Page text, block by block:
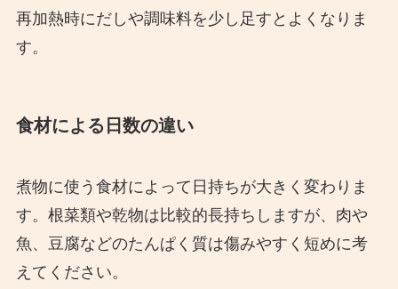
再加熱時にだしや調味料を少し足すとよくなりま
す。
食材による日数の違い
煮物に使う食材によって日持ちが大きく変わりま
す。根菜類や乾物は比較的長持ちしますが、肉や
魚、豆腐などのたんぱく質は傷みやすく短めに考
えてください。